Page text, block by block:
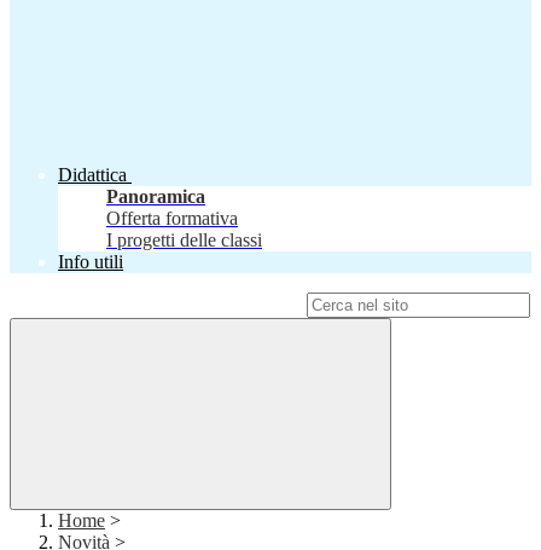
Didattica
Panoramica
Offerta formativa
I progetti delle classi
Info utili
Home >
Novità >